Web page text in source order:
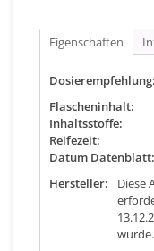
Eigenschaften
Dosierempfehlung:
Flascheninhalt:
Inhaltsstoffe:
Reifezeit:
Datum Datenblatt:
Hersteller:
Diese
wurde.